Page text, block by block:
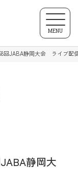
MENU
回JABA静岡大会 ライブ配
静岡大